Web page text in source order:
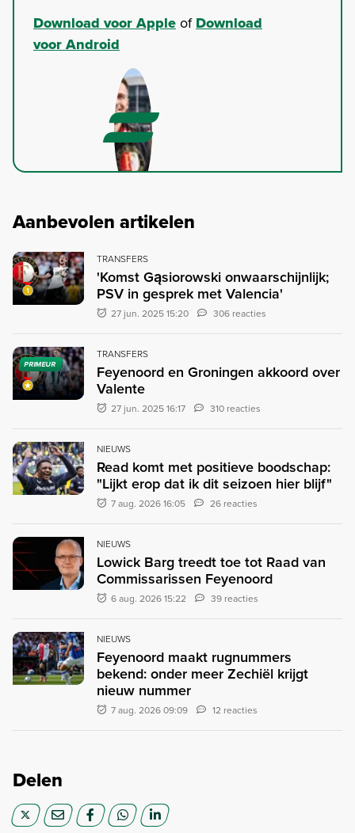
Download voor AppleofDownload
voor Android
Aanbevolen artikelen
TRANSFERS
'Komst Gąsiorowski onwaarschijnlijk;
PSV in gesprek met Valencia'
27 jun. 2025 15:20 306 reacties
PRIMEUR
TRANSFERS
Feyenoord en Groningen akkoord over
Valente
27 jun. 2025 16:17 310 reacties
NIEUWS
Read komt met positieve boodschap:
"Lijkt erop dat ik dit seizoen hier blijf"
7 aug. 2026 16:05 26 reacties
NIEUWS
Lowick Barg treedt toe tot Raad van
Commissarissen Feyenoord
6 aug. 2026 15:22 39 reacties
NIEUWS
Feyenoord maakt rugnummers
bekend: onder meer Zechiël krijgt
nieuw nummer
7 aug. 2026 09:09 12 reacties
Delen